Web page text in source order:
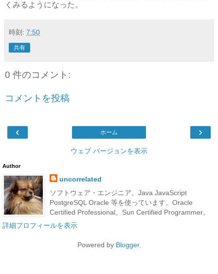
くみるようになった。
時刻: 7:50
共有
0 件のコメント:
コメントを投稿
‹ ›
ホーム
ウェブ バージョンを表示
Author
uncorrelated
ソフトウェア・エンジニア。Java JavaScript
PostgreSQL Oracle 等を使っています。Oracle
Certified Professional。Sun Certified Programmer。
詳細プロフィールを表示
Powered by Blogger.